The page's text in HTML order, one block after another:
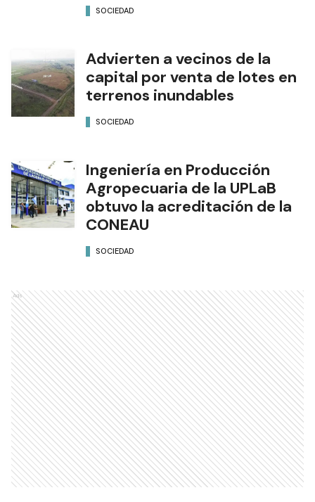
SOCIEDAD
Advierten a vecinos de la
capital por venta de lotes en
terrenos inundables
SOCIEDAD
Ingeniería en Producción
Agropecuaria de la UPLaB
obtuvo la acreditación de la
CONEAU
SOCIEDAD
Ads